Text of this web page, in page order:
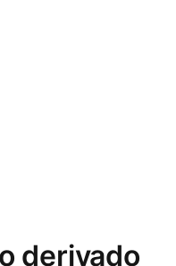
derivado